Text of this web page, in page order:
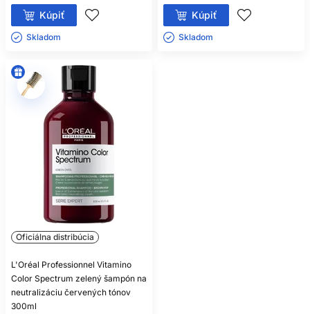
Kúpiť
Skladom ㅤ
Kúpiť
Skladom ㅤ
Oficiálna distribúcia
L'Oréal Professionnel Vitamino
Color Spectrum zelený šampón na
neutralizáciu červených tónov
300ml